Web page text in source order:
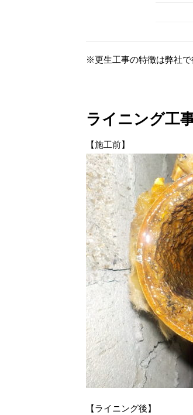
※更生工事の特徴は弊社で
ライニング工
【施工前】
【ライニング後】